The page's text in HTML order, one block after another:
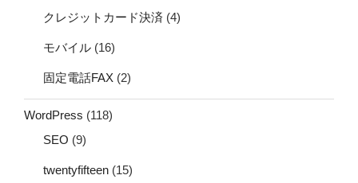
クレジットカード決済 (4)
モバイル (16)
固定電話FAX (2)
WordPress (118)
SEO (9)
twentyfifteen (15)